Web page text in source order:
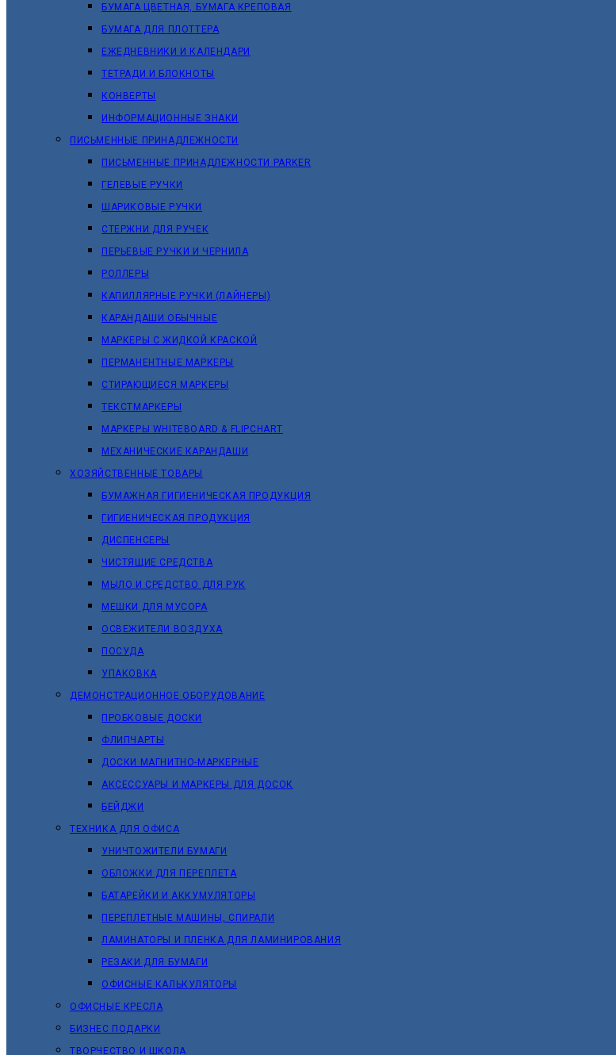
БУМАГА ЦВЕТНАЯ, БУМАГА КРЕПОВАЯ
БУМАГА ДЛЯ ПЛОТТЕРА
ЕЖЕДНЕВНИКИ И КАЛЕНДАРИ
ТЕТРАДИ И БЛОКНОТЫ
КОНВЕРТЫ
ИНФОРМАЦИОННЫЕ ЗНАКИ
ПИСЬМЕННЫЕ ПРИНАДЛЕЖНОСТИ
ПИСЬМЕННЫЕ ПРИНАДЛЕЖНОСТИ PARKER
ГЕЛЕВЫЕ РУЧКИ
ШАРИКОВЫЕ РУЧКИ
СТЕРЖНИ ДЛЯ РУЧЕК
ПЕРЬЕВЫЕ РУЧКИ И ЧЕРНИЛА
РОЛЛЕРЫ
КАПИЛЛЯРНЫЕ РУЧКИ (ЛАЙНЕРЫ)
КАРАНДАШИ ОБЫЧНЫЕ
МАРКЕРЫ C ЖИДКОЙ КРАСКОЙ
ПЕРМАНЕНТНЫЕ МАРКЕРЫ
СТИРАЮЩИЕСЯ МАРКЕРЫ
ТЕКСТМАРКЕРЫ
МАРКЕРЫ WHITEBOARD & FLIPCHART
МЕХАНИЧЕСКИЕ КАРАНДАШИ
ХОЗЯЙСТВЕННЫЕ ТОВАРЫ
БУМАЖНАЯ ГИГИЕНИЧЕСКАЯ ПРОДУКЦИЯ
ГИГИЕНИЧЕСКАЯ ПРОДУКЦИЯ
ДИСПЕНСЕРЫ
ЧИСТЯЩИЕ СРЕДСТВА
МЫЛО И СРЕДСТВО ДЛЯ РУК
МЕШКИ ДЛЯ МУСОРА
ОСВЕЖИТЕЛИ ВОЗДУХА
ПОСУДА
УПАКОВКА
ДЕМОНСТРАЦИОННОЕ ОБОРУДОВАНИЕ
ПРОБКОВЫЕ ДОСКИ
ФЛИПЧАРТЫ
ДОСКИ МАГНИТНО-МАРКЕРНЫЕ
АКСЕССУАРЫ И МАРКЕРЫ ДЛЯ ДОСОК
БЕЙДЖИ
ТЕХНИКА ДЛЯ ОФИСА
УНИЧТОЖИТЕЛИ БУМАГИ
ОБЛОЖКИ ДЛЯ ПЕРЕПЛЕТА
БАТАРЕЙКИ И АККУМУЛЯТОРЫ
ПЕРЕПЛЕТНЫЕ МАШИНЫ, СПИРАЛИ
ЛАМИНАТОРЫ И ПЛЕНКА ДЛЯ ЛАМИНИРОВАНИЯ
РЕЗАКИ ДЛЯ БУМАГИ
ОФИСНЫЕ КАЛЬКУЛЯТОРЫ
ОФИСНЫЕ КРЕСЛА
БИЗНЕС ПОДАРКИ
ТВОРЧЕСТВО И ШКОЛА